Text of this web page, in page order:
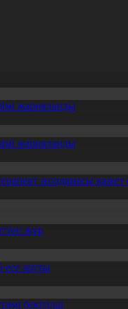
жарияланды
жарияланды
жолдамасы қажет
жүр
есе артты
бекітілді